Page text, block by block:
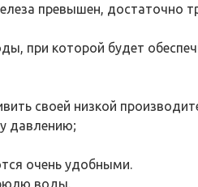
превышен, достаточно
при которой будет
своей низкой
давлению;
очень удобными.
воды.